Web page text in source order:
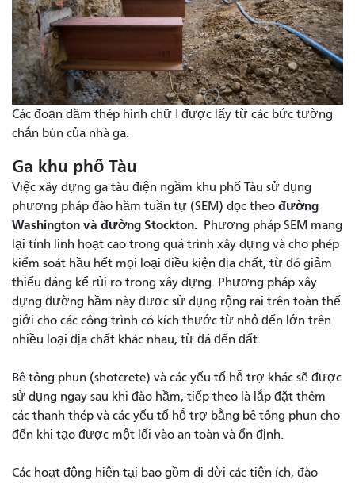
Các đoạn dầm thép hình chữ I được lấy từ các bức tường
chắn bùn của nhà ga.
Ga khu phố Tàu
Việc xây dựng ga tàu điện ngầm khu phố Tàu sử dụng
phương pháp đào hầm tuần tự (SEM) dọc theo đường
Washington và đường Stockton.
Phương pháp SEM mang
lại tính linh hoạt cao trong quá trình xây dựng và cho phép
kiểm soát hầu hết mọi loại điều kiện địa chất, từ đó giảm
thiểu đáng kể rủi ro trong xây dựng. Phương pháp xây
dựng đường hầm này được sử dụng rộng rãi trên toàn thế
giới cho các công trình có kích thước từ nhỏ đến lớn trên
nhiều loại địa chất khác nhau, từ đá đến đất.
Bê tông phun (shotcrete) và các yếu tố hỗ trợ khác sẽ được
sử dụng ngay sau khi đào hầm, tiếp theo là lắp đặt thêm
các thanh thép và các yếu tố hỗ trợ bằng bê tông phun cho
đến khi tạo được một lối vào an toàn và ổn định.
Các hoạt động hiện tại bao gồm di dời các tiện ích, đào